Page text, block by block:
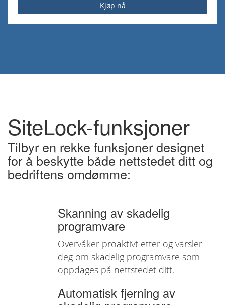
Kjøp nå
SiteLock-funksjoner
Tilbyr en rekke funksjoner designet
for å beskytte både nettstedet ditt og
bedriftens omdømme:
Skanning av skadelig
programvare
Overvåker proaktivt etter og varsler
deg om skadelig programvare som
oppdages på nettstedet ditt.
Automatisk fjerning av